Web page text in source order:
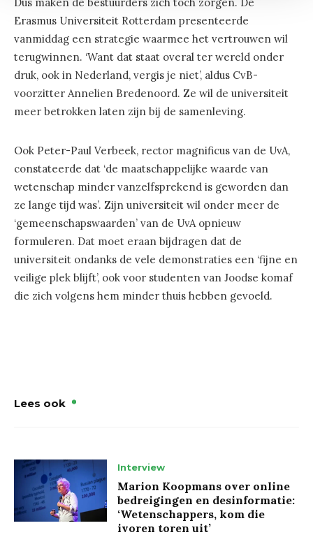
Erasmus Universiteit Rotterdam presenteerde
vanmiddag een strategie waarmee het vertrouwen wil
terugwinnen. ‘Want dat staat overal ter wereld onder
druk, ook in Nederland, vergis je niet’, aldus CvB-
voorzitter Annelien Bredenoord. Ze wil de universiteit
meer betrokken laten zijn bij de samenleving.
Ook Peter-Paul Verbeek, rector magnificus van de UvA,
constateerde dat ‘de maatschappelijke waarde van
wetenschap minder vanzelfsprekend is geworden dan
ze lange tijd was’. Zijn universiteit wil onder meer de
‘gemeenschapswaarden’ van de UvA opnieuw
formuleren. Dat moet eraan bijdragen dat de
universiteit ondanks de vele demonstraties een ‘fijne en
veilige plek blijft’, ook voor studenten van Joodse komaf
die zich volgens hem minder thuis hebben gevoeld.
Lees ook
Interview
Marion Koopmans over online
bedreigingen en desinformatie:
‘Wetenschappers, kom die
ivoren toren uit’